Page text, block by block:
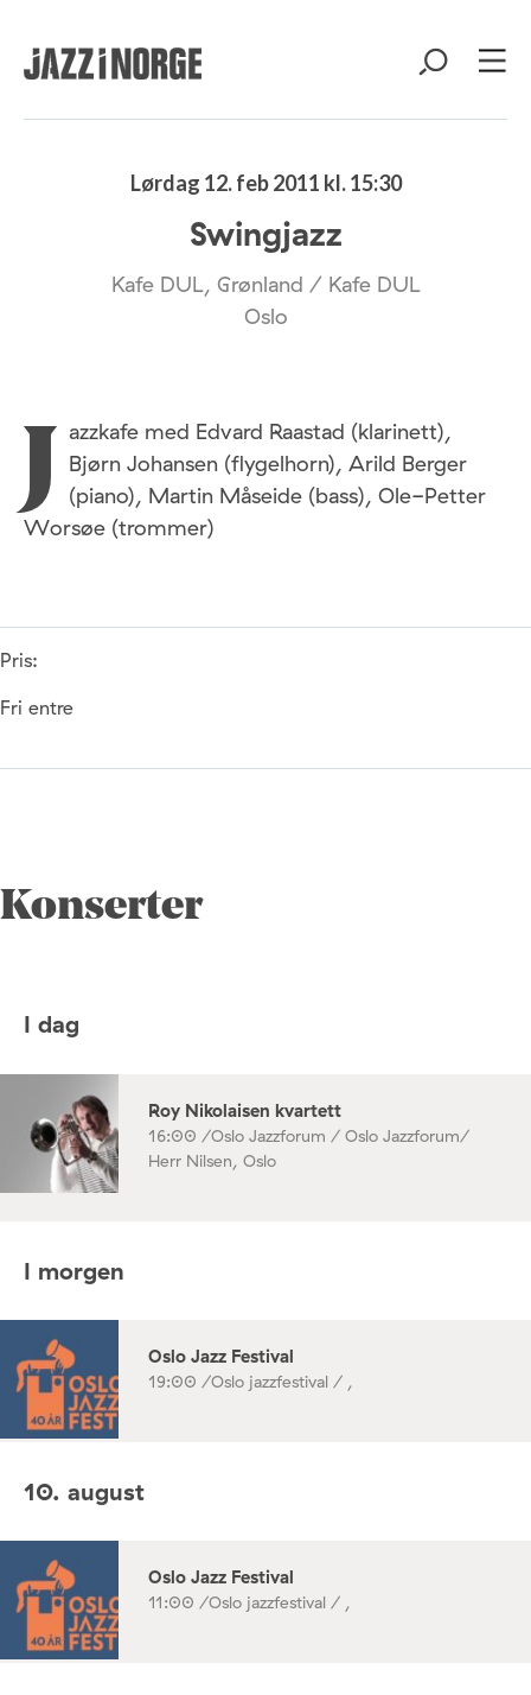
Lørdag 12. feb 2011 kl. 15:30
Swingjazz
Kafe DUL, Grønland / Kafe DUL
Oslo
J
azzkafe med Edvard Raastad (klarinett),
Bjørn Johansen (flygelhorn), Arild Berger
(piano), Martin Måseide (bass), Ole-Petter
Worsøe (trommer)
Pris:
Fri entre
Konserter
I dag
Roy Nikolaisen kvartett
16:00 /Oslo Jazzforum / Oslo Jazzforum/
Herr Nilsen, Oslo
I morgen
Oslo Jazz Festival
19:00 /Oslo jazzfestival / ,
10. august
Oslo Jazz Festival
11:00 /Oslo jazzfestival / ,